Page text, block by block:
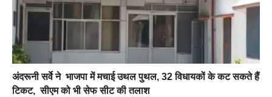
अंदरूनी सर्वे ने भाजपा में मचाई उथल पुथल, 32 विधायकों के कट सकते हैं
टिकट, सीएम को भी सेफ सीट की तलाश